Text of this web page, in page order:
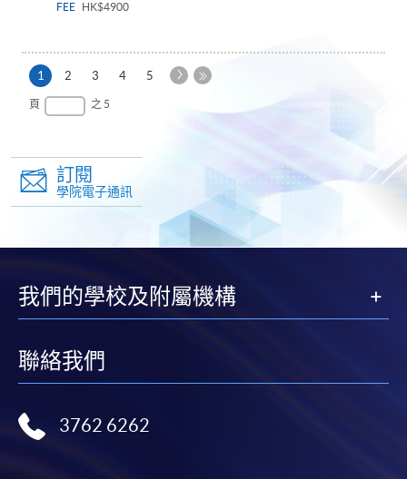
FEE
HK$4900
1 本
頁
2 3 4 5
下
後
頁 之 5
訂閱
學院電子通訊
我們的學校及附屬機構
聯絡我們
3762 6262